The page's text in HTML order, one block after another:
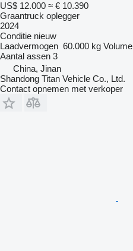
US$ 12.000 ≈ € 10.390
Graantruck oplegger
2024
Conditie nieuw
Laadvermogen 60.000 kg Volume
Aantal assen 3
China, Jinan
Shandong Titan Vehicle Co., Ltd.
Contact opnemen met verkoper